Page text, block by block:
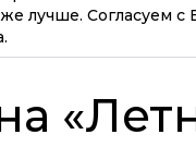
лучше. Согласуем с